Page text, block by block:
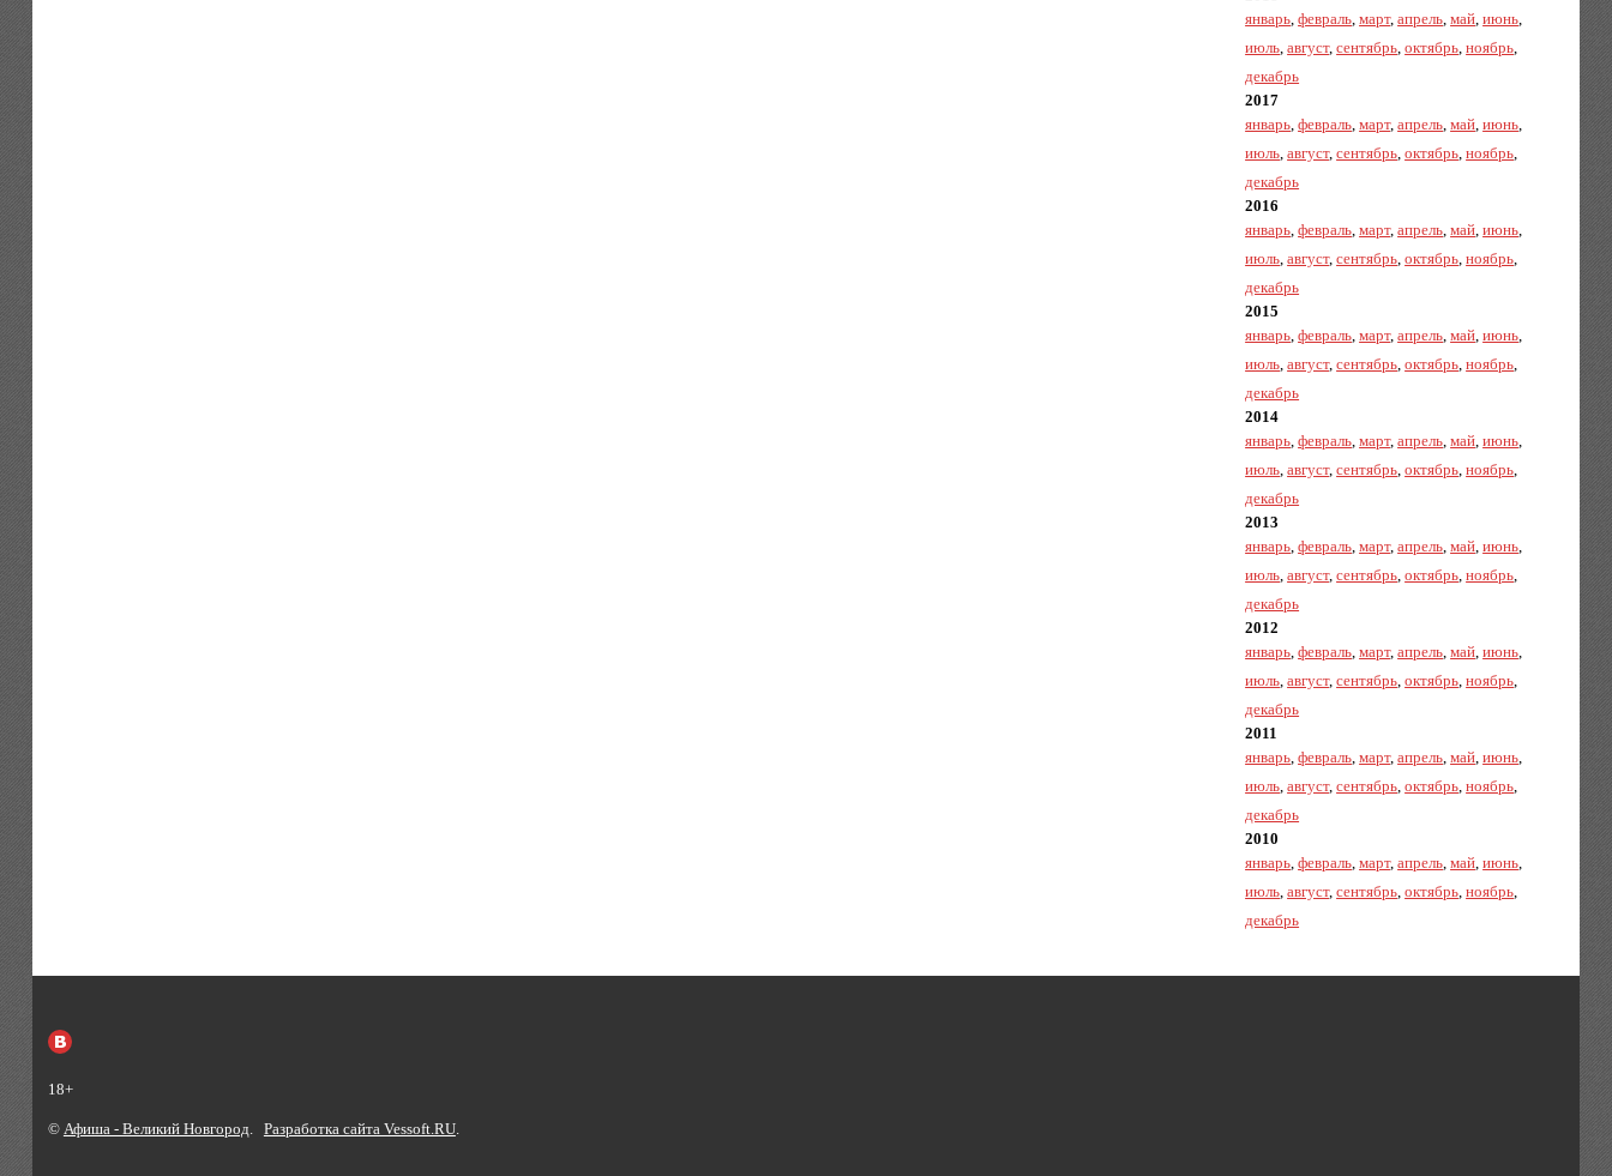
январь,февраль,март,апрель,май,июнь,
июль,август,сентябрь,октябрь,ноябрь,
декабрь
2017
январь,февраль,март,апрель,май,июнь,
июль,август,сентябрь,октябрь,ноябрь,
декабрь
2016
январь,февраль,март,апрель,май,июнь,
июль,август,сентябрь,октябрь,ноябрь,
декабрь
2015
январь,февраль,март,апрель,май,июнь,
июль,август,сентябрь,октябрь,ноябрь,
декабрь
2014
январь,февраль,март,апрель,май,июнь,
июль,август,сентябрь,октябрь,ноябрь,
декабрь
2013
январь,февраль,март,апрель,май,июнь,
июль,август,сентябрь,октябрь,ноябрь,
декабрь
2012
январь,февраль,март,апрель,май,июнь,
июль,август,сентябрь,октябрь,ноябрь,
декабрь
2011
январь,февраль,март,апрель,май,июнь,
июль,август,сентябрь,октябрь,ноябрь,
декабрь
2010
январь,февраль,март,апрель,май,июнь,
июль,август,сентябрь,октябрь,ноябрь,
декабрь
18+
© Афиша - Великий Новгород Разработка сайта Vessoft.RU.